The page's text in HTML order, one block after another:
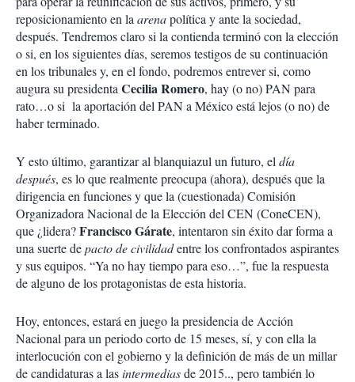
reposicionamiento en la arenapolítica y ante la sociedad,
después. Tendremos claro si la contienda terminó con la elección
o si, en los siguientes días, seremos testigos de su continuación
en los tribunales y, en el fondo, podremos entrever si, como
augura su presidenta Cecilia Romero, hay (o no) PAN para
rato…o si la aportación del PAN a México está lejos (o no) de
haber terminado.
Y esto último, garantizar al blanquiazul un futuro, el día
después, es lo que realmente preocupa (ahora), después que la
dirigencia en funciones y que la (cuestionada) Comisión
Organizadora Nacional de la Elección del CEN (ConeCEN),
que ¿lidera?Francisco Gárate, intentaron sin éxito dar forma a
una suerte depacto de civilidadentre los confrontados aspirantes
y sus equipos. “Ya no hay tiempo para eso…”, fue la respuesta
de alguno de los protagonistas de esta historia.
Hoy, entonces, estará en juego la presidencia de Acción
Nacional para un periodo corto de 15 meses, sí, y con ella la
interlocución con el gobierno y la definición de más de un millar
de candidaturas a lasintermediasde 2015.., pero también lo